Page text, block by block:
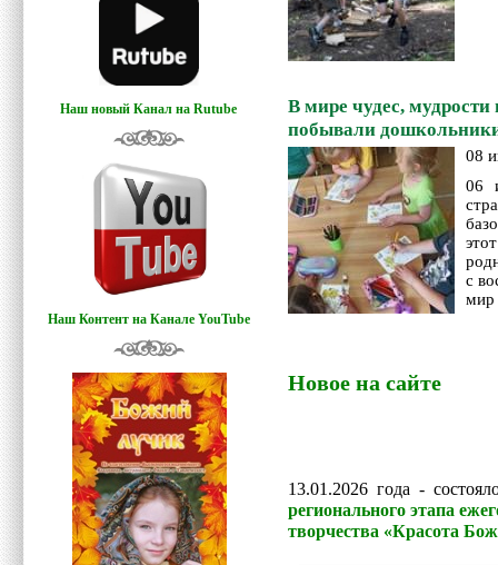
Наш новый Канал на Rutube
Наш Контент на Канале YouTube
В мире чудес,
побывали
08
06
с
мир
Новое на сайте
13.01.2026 года -
регионального этапа
творчества «Красота